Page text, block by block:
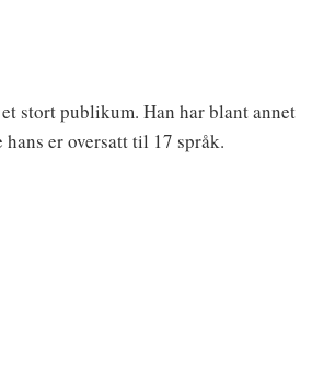
stort publikum. Han har blant annet
er oversatt til 17 språk.